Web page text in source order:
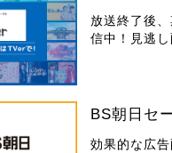
放送終了後
信中！見逃
BS朝日セ
効果的な広